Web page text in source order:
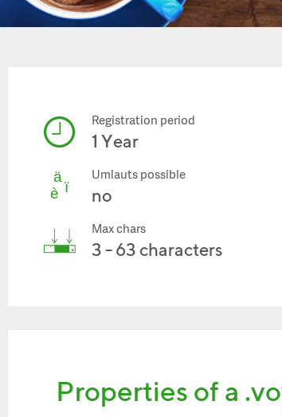
Registration period
1 Year
Umlauts possible
no
Max chars
3 - 63 characters
Properties of a